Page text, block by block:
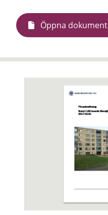
Öppna dokument